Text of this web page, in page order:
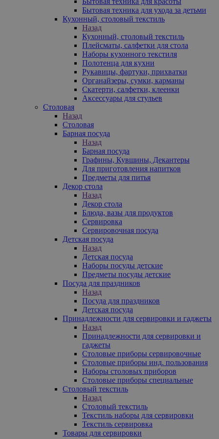
Бытовая техника для ухода за детьми
Кухонный, столовый текстиль
Назад
Кухонный, столовый текстиль
Плейсматы, салфетки для стола
Наборы кухонного текстиля
Полотенца для кухни
Рукавицы, фартуки, прихватки
Органайзеры, сумки, карманы
Скатерти, салфетки, клеенки
Аксессуары для стульев
Столовая
Назад
Столовая
Барная посуда
Назад
Барная посуда
Графины, Кувшины, Декантеры
Для приготовления напитков
Предметы для питья
Декор стола
Назад
Декор стола
Блюда, вазы для продуктов
Сервировка
Сервировочная посуда
Детская посуда
Назад
Детская посуда
Наборы посуды детские
Предметы посуды детские
Посуда для праздников
Назад
Посуда для праздников
Детская посуда
Принадлежности для сервировки и гаджеты
Назад
Принадлежности для сервировки и
гаджеты
Столовые приборы сервировочные
Столовые приборы инд. пользования
Наборы столовых приборов
Столовые приборы специальные
Столовый текстиль
Назад
Столовый текстиль
Текстиль наборы для сервировки
Текстиль сервировка
Товары для сервировки